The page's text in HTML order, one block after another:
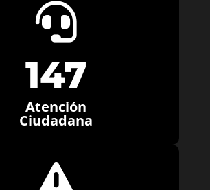

147
Atención
Ciudadana